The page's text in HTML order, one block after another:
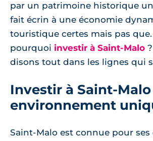
par un patrimoine historique
fait écrin à une économie
touristique certes mais pas que.
pourquoi investir à Saint-Malo
disons tout dans les lignes qui
Investir à Saint-
environnement
Saint-Malo est connue pour ses